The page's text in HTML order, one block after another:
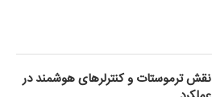
نقش ترموستات و کنترلرهای هوشمند در